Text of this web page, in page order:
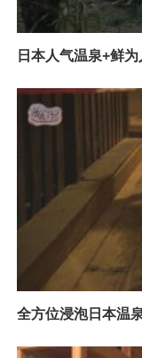
日本人气温泉+鲜
全方位浸泡日本温